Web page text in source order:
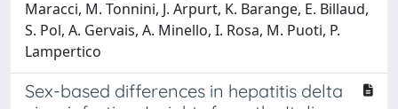
Maracci, M. Tonnini, J. Arpurt, K. Barange, E. Billaud,
S. Pol, A. Gervais, A. Minello, I. Rosa, M. Puoti, P.
Lampertico
Sex-based differences in hepatitis delta